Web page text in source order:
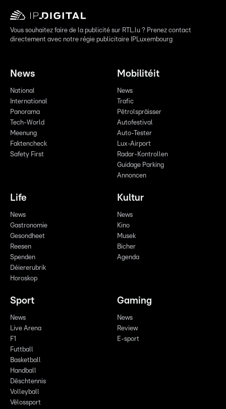
Vous souhaitez faire de la publicité sur RTL.lu ? Prenez contact
directement avec notre régie publicitaire IPLuxembourg
News
National
International
Panorama
Tech-World
Meenung
Faktencheck
Safety First
Mobilitéit
News
Trafic
Pëtrolspräisser
Autofestival
Auto-Tester
Lux-Airport
Radar-Kontrollen
Guidage Parking
Annoncen
Life
News
Gastronomie
Gesondheet
Reesen
Spenden
Déiererubrik
Horoskop
Kultur
News
Kino
Musek
Bicher
Agenda
Sport
News
Live Arena
F1
Futtball
Basketball
Handball
Dëschtennis
Volleyball
Vëlossport
Gaming
News
Review
E-sport